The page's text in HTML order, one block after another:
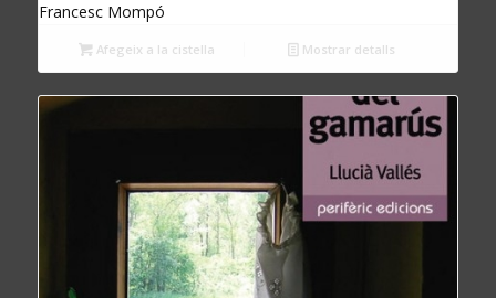
Francesc Mompó
Afegeix a la cistella Mostrar detalls